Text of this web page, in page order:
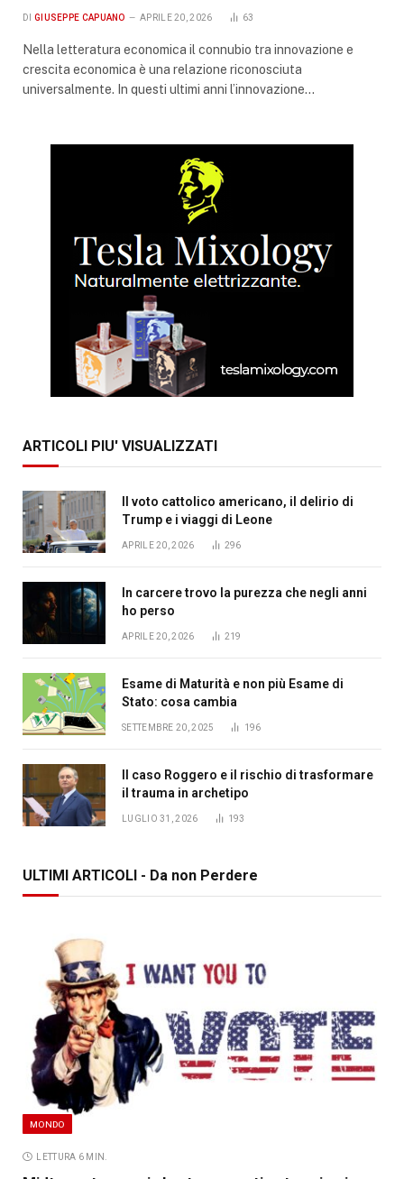
DI GIUSEPPE CAPUANO APRILE 20, 2026 63
Nella letteratura economica il connubio tra innovazione e
crescita economica è una relazione riconosciuta
universalmente. In questi ultimi anni l’innovazione…
ARTICOLI PIU' VISUALIZZATI
Il voto cattolico americano, il delirio di
Trump e i viaggi di Leone
APRILE 20, 2026 296
In carcere trovo la purezza che negli anni
ho perso
APRILE 20, 2026 219
Esame di Maturità e non più Esame di
Stato: cosa cambia
SETTEMBRE 20, 2025 196
Il caso Roggero e il rischio di trasformare
il trauma in archetipo
LUGLIO 31, 2026 193
ULTIMI ARTICOLI - Da non Perdere
MONDO
LETTURA 6 MIN.